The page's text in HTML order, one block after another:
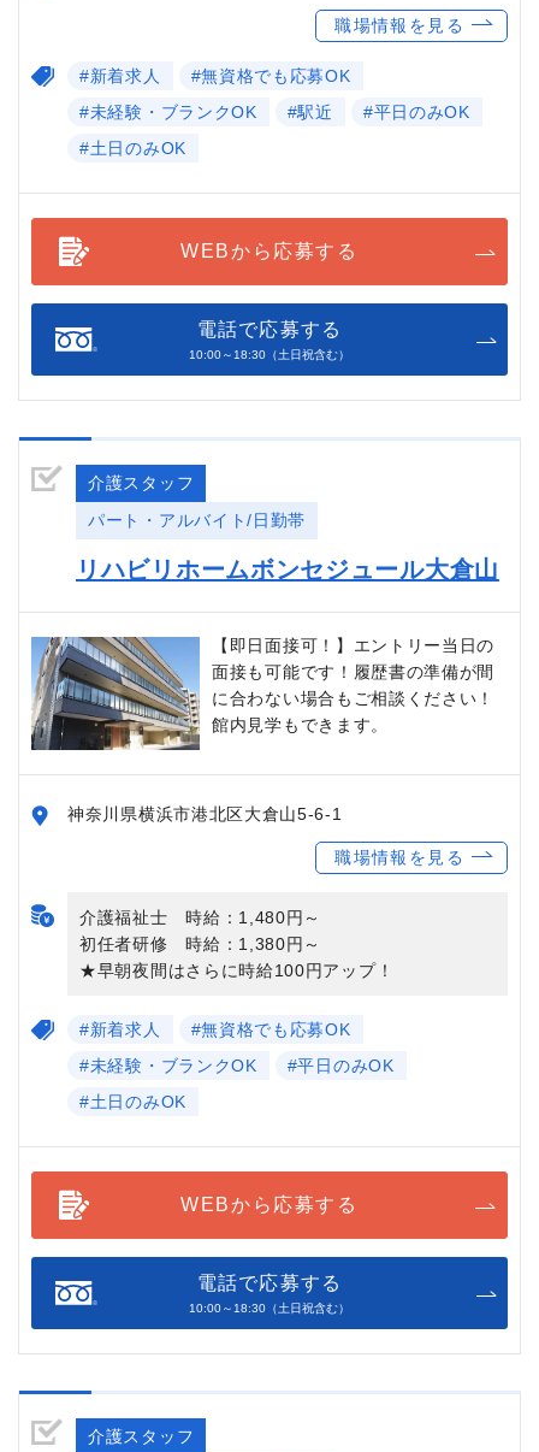
職場情報を見る
#新着求人
#無資格でも応募OK
#未経験・ブランクOK
#駅近
#平日のみOK
#土日のみOK
WEBから応募する
電話で応募する
10:00～18:30（土日祝含む）
介護スタッフ
パート・アルバイト/日勤帯
リハビリホームボンセジュール大倉山
【即日面接可！】エントリー当日の
面接も可能です！履歴書の準備が間
に合わない場合もご相談ください！
館内見学もできます。
神奈川県横浜市港北区大倉山5-6-1
職場情報を見る
介護福祉士 時給：1,480円～
初任者研修 時給：1,380円～
★早朝夜間はさらに時給100円アップ！
#新着求人
#無資格でも応募OK
#未経験・ブランクOK
#平日のみOK
#土日のみOK
WEBから応募する
電話で応募する
10:00～18:30（土日祝含む）
介護スタッフ